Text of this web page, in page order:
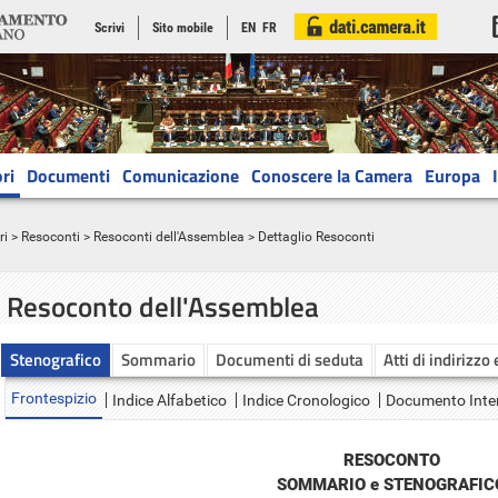
Scrivi Sito mobile EN FR
Documenti Comunicazione Conoscere la Camera Europa
> Resoconti > Resoconti dell'Assemblea > Dettaglio Resoconti
Resoconto dell'Assemblea
Stenografico Sommario Documenti di seduta Atti di indirizzo
Frontespizio Indice Alfabetico Indice Cronologico Documento
RESOCONTO
SOMMARIO e